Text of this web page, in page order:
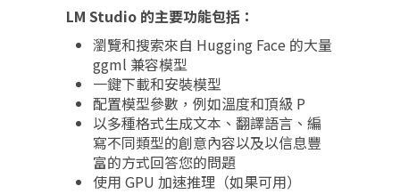
LM Studio 的主要功能包括：
瀏覽和搜索來自 Hugging Face 的大量
ggml 兼容模型
一鍵下載和安裝模型
配置模型參數，例如溫度和頂級 P
以多種格式生成文本、翻譯語言、編
寫不同類型的創意內容以及以信息豐
富的方式回答您的問題
使用 GPU 加速推理（如果可用）